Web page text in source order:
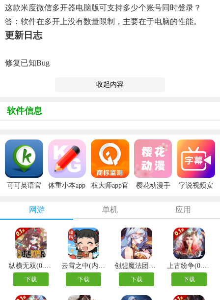
这款米度微信多开器电脑版可支持多少个账号同时登录？
答：软件在多开上没有数量限制，主要在于电脑的性能。
更新日志
修复已知bug
收起内容
软件信息
可可英语官
体重小本app
权大师app官
樱花动漫手
字说视频安
网游 单机 应用
下载 下载 下载 下载